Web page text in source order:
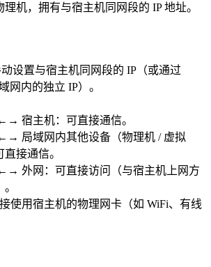
机，拥有与宿主机同网段的 IP 地址。
动设置与宿主机同网段的 IP（或通过
网内的独立 IP）。
宿主机：可直接通信。
局域网内其他设备（物理机 / 虚拟
接通信。
外网：可直接访问（与宿主机上网方
使用宿主机的物理网卡（如 WiFi、有线